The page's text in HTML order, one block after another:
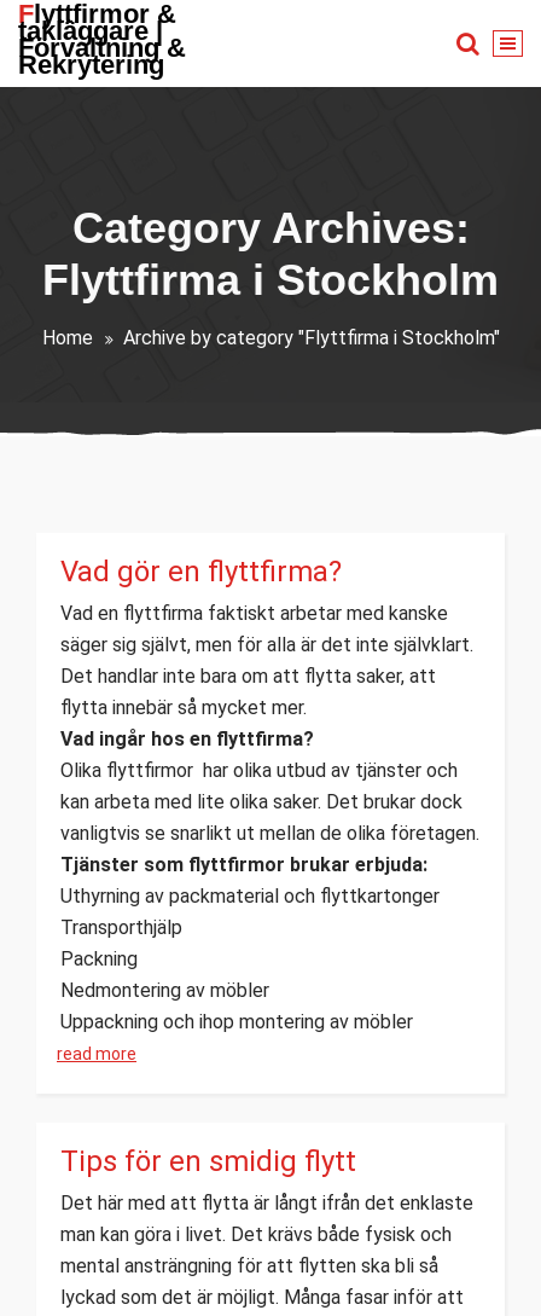
Skip
content
Flyttfirmor &
takläggare |
Förvaltning &
Rekrytering
Category Archives:
Flyttfirma i Stockholm
Home Archive by category "Flyttfirma i Stockholm"
Vad gör en flyttfirma?
Vad en flyttfirma faktiskt arbetar med kanske
säger sig självt, men för alla är det inte självklart.
Det handlar inte bara om att flytta saker, att
flytta innebär så mycket mer.
Vad ingår hos en flyttfirma?
Olika flyttfirmor har olika utbud av tjänster och
kan arbeta med lite olika saker. Det brukar dock
vanligtvis se snarlikt ut mellan de olika företagen.
Tjänster som flyttfirmor brukar erbjuda:
Uthyrning av packmaterial och flyttkartonger
Transporthjälp
Packning
Nedmontering av möbler
Uppackning och ihop montering av möbler
read more
Tips för en smidig flytt
Det här med att flytta är långt ifrån det enklaste
man kan göra i livet. Det krävs både fysisk och
mental ansträngning för att flytten ska bli så
lyckad som det är möjligt. Många fasar inför att